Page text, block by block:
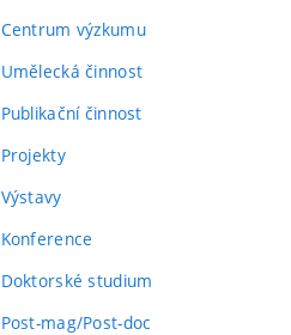
Centrum výzkumu
Umělecká činnost
Publikační činnost
Projekty
Výstavy
Konference
Doktorské studium
Post-mag/Post-doc